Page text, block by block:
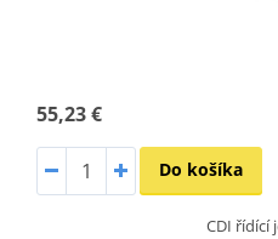
55,23 €
Do košíka
CDI řídící